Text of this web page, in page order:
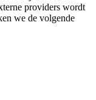
providers wordt
we de volgende